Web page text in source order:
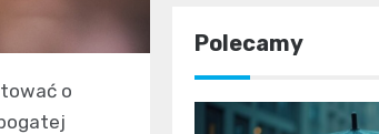
o
Polecamy